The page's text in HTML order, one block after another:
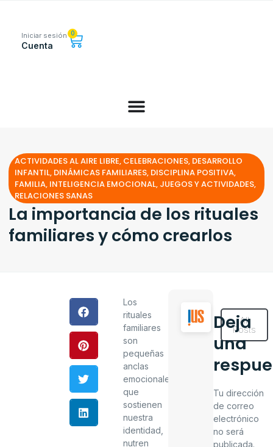
Iniciar sesión
Cuenta
0
ACTIVIDADES AL AIRE LIBRE, CELEBRACIONES, DESARROLLO
INFANTIL, DINÁMICAS FAMILIARES, DISCIPLINA POSITIVA,
FAMILIA, INTELIGENCIA EMOCIONAL, JUEGOS Y ACTIVIDADES,
RELACIONES SANAS
La importancia de los rituales
familiares y cómo crearlos
Los
rituales
familiares
son
pequeñas
anclas
emocionales
que
sostienen
nuestra
identidad,
nutren
All
Posts
Deja
una
Tu dirección
de correo
electrónico
no será
publicada.